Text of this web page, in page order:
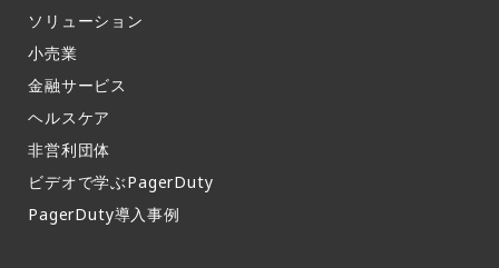
ソリューション
小売業
金融サービス
ヘルスケア
非営利団体
ビデオで学ぶPagerDuty
PagerDuty導入事例​